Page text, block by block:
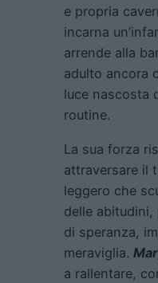
e propria
incarna
arrende alla
adulto ancora
luce nascosta
routine.
La sua forza
attraversare il
leggero che
delle
di speranza,
meraviglia.
a rallentare,